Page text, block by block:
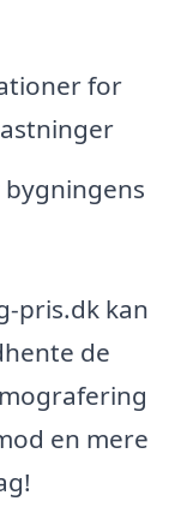
for
pris.dk kan
de
en mere